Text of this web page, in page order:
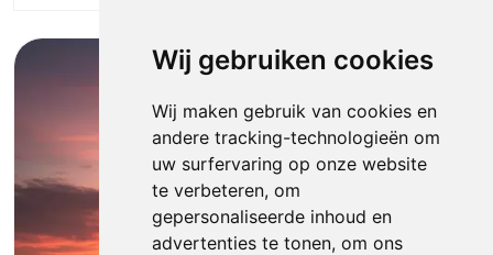
Wij gebruiken cookies
Wij maken gebruik van cookies en
andere tracking-technologieën om
uw surfervaring op onze website
te verbeteren, om
gepersonaliseerde inhoud en
advertenties te tonen, om ons